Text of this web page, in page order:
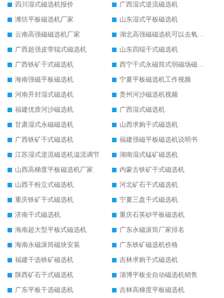
四川湿式磁选机报价
广西湿式逆流磁选机
潍坊平板磁选机厂家
山东湿式平板磁选机
云南高强磁磁选机厂家
湖北高强磁磁选机可以去氧化铝
广西超强皮带辊式磁选机
山东四辊干式磁选机
广西铁矿干式磁选机
西宁干式永磁筒式弱磁场磁选机结构图
海南强磁平板磁选机
宁夏平板磁选机工作视频
河南开封湿式磁选机
贵州河沙磁选机视频
福建优质河沙磁选机
广西湿式磁选机
甘肃湿式永磁磁选机
山西求购干式磁选机
广西铁矿干式磁选机
福建强磁平板磁选机说明书
江苏湿式逆流磁选机溢流调节
湖南湿式锰矿磁选机
山西高梯度平板磁选机厂家
内蒙古铁矿干式磁选机
山西干粉立式磁选机
河北矿石干式磁选机
重庆铁矿干式磁选机
宁夏三盘干式磁选机
济南干式磁选机
重庆石英砂平板磁选机
海南超大型平板式磁选机
广东永磁滚筒厂家排名
海南永磁滚筒磁块安装
广东铁矿磁选机价格
福建干选铁矿磁选机
吉林求购干式磁选机
陕西矿石干式磁选机
淄博平板全自动磁选机销售
广东平板干选磁选机
吉林高梯度平板磁选机